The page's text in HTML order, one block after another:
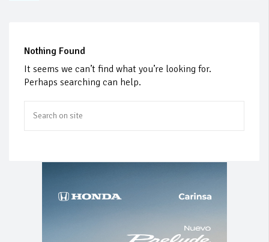
Nothing Found
It seems we can’t find what you’re looking for.
Perhaps searching can help.